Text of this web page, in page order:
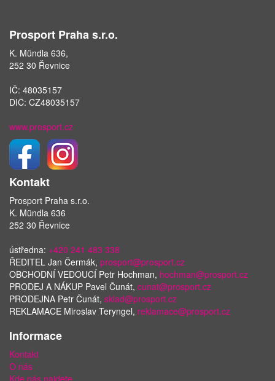
Prosport Praha s.r.o.
K. Mündla 636,
252 30 Řevnice
IČ: 48035157
DIČ: CZ48035157
www.prosport.cz
Kontakt
Prosport Praha s.r.o.
K. Mündla 636
252 30 Řevnice
ústředna: +420 241 483 338
ŘEDITEL Jan Čermák, prosport@prosport.cz
OBCHODNÍ VEDOUCÍ Petr Hochman, hochman@prosport.cz
PRODEJ A NÁKUP Pavel Čunát, cunat@prosport.cz
PRODEJNA Petr Čunát, sklad@prosport.cz
REKLAMACE Miroslav Teryngel, reklamace@prosport.cz
Informace
Kontakt
O nás
Kde nás najdete